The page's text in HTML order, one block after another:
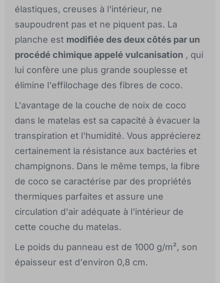
élastiques, creuses à l'intérieur, ne
saupoudrent pas et ne piquent pas. La
planche est modifiée des deux côtés par un
procédé chimique appelé vulcanisation , qui
lui confère une plus grande souplesse et
élimine l'effilochage des fibres de coco.
L'avantage de la couche de noix de coco
dans le matelas est sa capacité à évacuer la
transpiration et l'humidité. Vous apprécierez
certainement la résistance aux bactéries et
champignons. Dans le même temps, la fibre
de coco se caractérise par des propriétés
thermiques parfaites et assure une
circulation d'air adéquate à l'intérieur de
cette couche du matelas.
Le poids du panneau est de 1000 g/m², son
épaisseur est d'environ 0,8 cm.